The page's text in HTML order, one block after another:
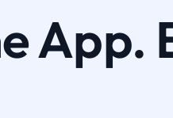
App.